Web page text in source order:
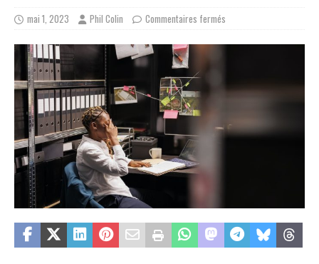
mai 1, 2023 Phil Colin Commentaires fermés